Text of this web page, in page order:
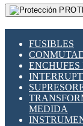
FUSIBLES
MEDIDA